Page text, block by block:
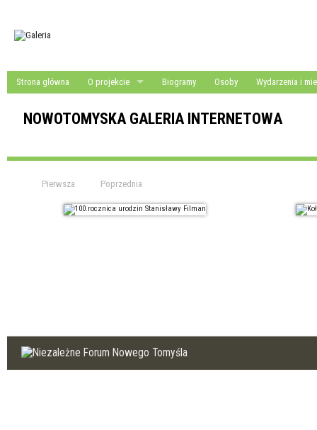
Strona główna O projekcie Biogramy Osoby Wydarzenia i
NOWOTOMYSKA GALERIA INTERNETOWA
Pierwsza Poprzednia